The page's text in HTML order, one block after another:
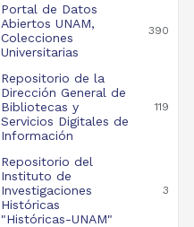
Portal de Datos
Abiertos UNAM,
Colecciones
Universitarias
390
Repositorio de la
Dirección General de
Bibliotecas y
Servicios Digitales de
Información
119
Repositorio del
Instituto de
Investigaciones
Históricas
"Históricas-UNAM"
3